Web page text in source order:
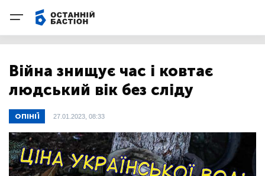
Війна знищує час і ковтає
людський вік без сліду
ОПІНІЇ 27.01.2023, 08:33